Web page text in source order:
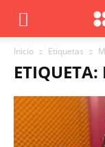
Inicio Etiquetas